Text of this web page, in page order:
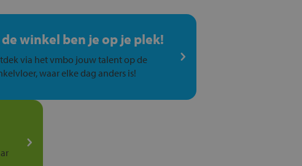
winkel ben je op je plek!
via het vmbo jouw talent op de
waar elke dag anders is!